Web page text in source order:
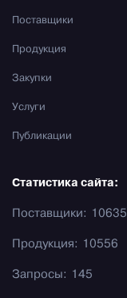
Поставщики
Продукция
Закупки
Услуги
Публикации
Статистика сайта:
Поставщики: 10635
Продукция: 10556
Запросы: 145